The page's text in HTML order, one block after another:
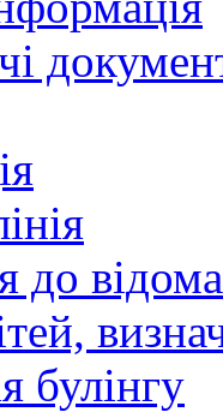
до відома
булінгу